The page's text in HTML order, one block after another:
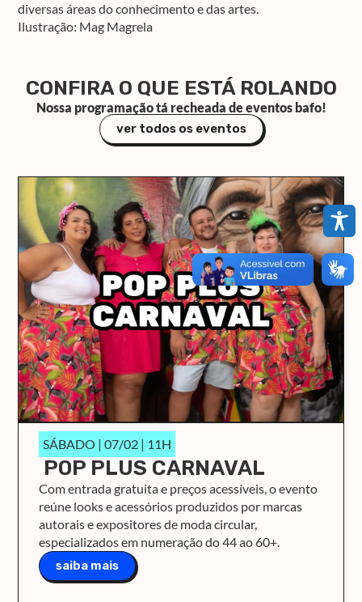
diversas áreas do conhecimento e das artes.
Ilustração: Mag Magrela
CONFIRA O QUE ESTÁ ROLANDO
Nossa programação tá recheada de eventos bafo!
ver todos os eventos
SÁBADO | 07/02 | 11H
POP PLUS CARNAVAL
Com entrada gratuita e preços acessíveis, o evento
reúne looks e acessórios produzidos por marcas
autorais e expositores de moda circular,
especializados em numeração do 44 ao 60+.
saiba mais